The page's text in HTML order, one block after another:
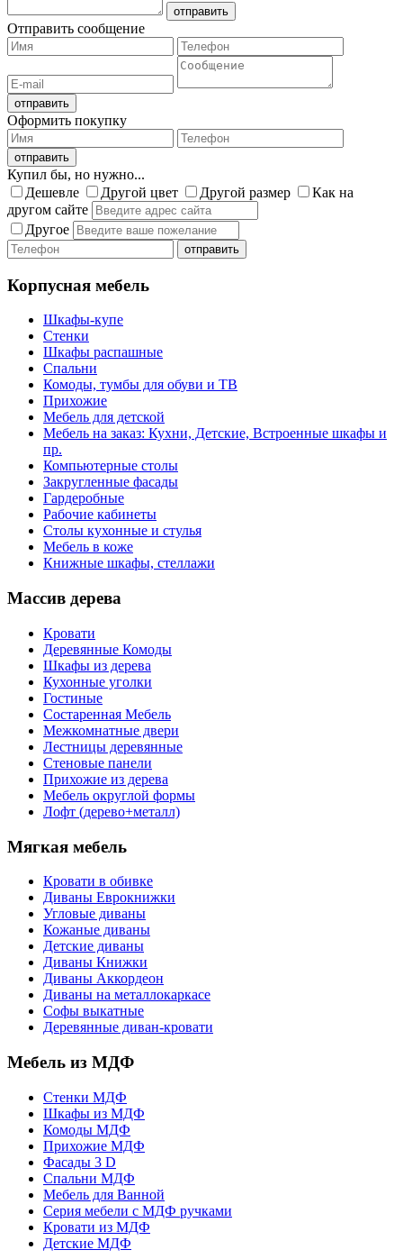
Отправить сообщение
Оформить покупку
Купил бы, но нужно...
Дешевле
Другой цвет Другой размер
Как на
другом сайте
Другое
Корпусная мебель
Шкафы-купе
Стенки
Шкафы распашные
Спальни
Комоды, тумбы для обуви и ТВ
Прихожие
Мебель для детской
Мебель на заказ: Кухни, Детские, Встроенные шкафы и
пр.
Компьютерные столы
Закругленные фасады
Гардеробные
Рабочие кабинеты
Столы кухонные и стулья
Мебель в коже
Книжные шкафы, стеллажи
Массив дерева
Кровати
Деревянные Комоды
Шкафы из дерева
Кухонные уголки
Гостиные
Состаренная Мебель
Межкомнатные двери
Лестницы деревянные
Стеновые панели
Прихожие из дерева
Мебель округлой формы
Лофт (дерево+металл)
Мягкая мебель
Кровати в обивке
Диваны Еврокнижки
Угловые диваны
Кожаные диваны
Детские диваны
Диваны Книжки
Диваны Аккордеон
Диваны на металлокаркасе
Софы выкатные
Деревянные диван-кровати
Мебель из МДФ
Стенки МДФ
Шкафы из МДФ
Комоды МДФ
Прихожие МДФ
Фасады 3 D
Спальни МДФ
Мебель для Ванной
Серия мебели с МДФ ручками
Кровати из МДФ
Детские МДФ